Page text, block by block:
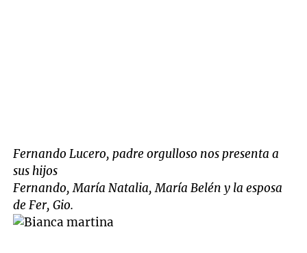
Fernando Lucero, padre orgulloso nos presenta a
sus hijos
Fernando, María Natalia, María Belén y la esposa
de Fer, Gio.